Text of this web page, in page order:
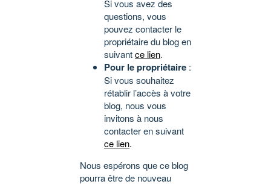
Si vous avez des
questions, vous
pouvez contacter le
propriétaire du blog en
suivantce lien.
Pour le propriétaire :
Si vous souhaitez
rétablir l’accès à votre
blog, nous vous
invitons à nous
contacter en suivant
ce lien.
Nous espérons que ce blog
pourra être de nouveau